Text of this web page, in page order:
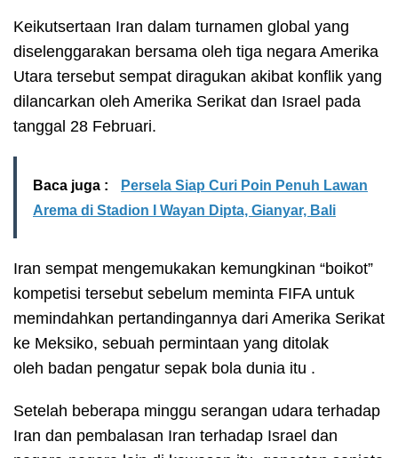
Keikutsertaan Iran dalam turnamen global yang
diselenggarakan bersama oleh tiga negara Amerika
Utara tersebut sempat diragukan akibat konflik yang
dilancarkan oleh Amerika Serikat dan Israel pada
tanggal 28 Februari.
Baca juga :
Persela Siap Curi Poin Penuh Lawan
Arema di Stadion I Wayan Dipta, Gianyar, Bali
Iran sempat mengemukakan kemungkinan “boikot”
kompetisi tersebut sebelum meminta FIFA untuk
memindahkan pertandingannya dari Amerika Serikat
ke Meksiko, sebuah permintaan yang ditolak
oleh badan pengatur sepak bola dunia itu .
Setelah beberapa minggu serangan udara terhadap
Iran dan pembalasan Iran terhadap Israel dan